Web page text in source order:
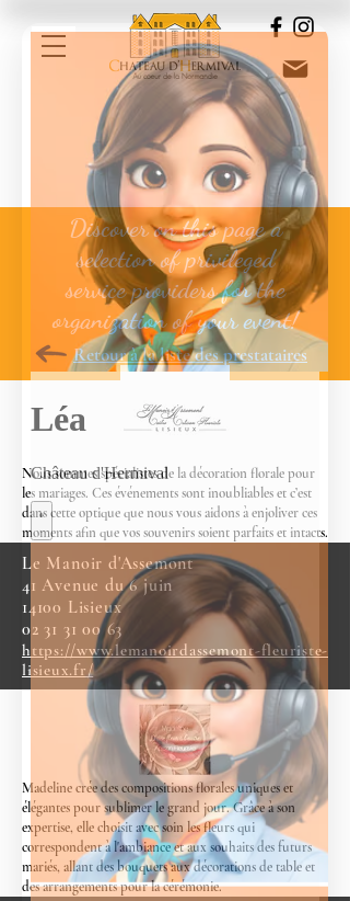
Discover on this page a selection
of privileged service providers for
the organization of your event!
Discover on this page a
selection of privileged
service providers for the
organization of your event!
Retour à la liste des prestataires
Nous sommes spécialistes de la décoration florale pour
les mariages. Ces événements sont inoubliables et c’est
dans cette optique que nous vous aidons à enjoliver ces
moments afin que vos souvenirs soient parfaits et intacts.
Le Manoir d'Assemont
41 Avenue du 6 juin
14100 Lisieux
02 31 31 00 63
https://www.lemanoirdassemont-fleuriste-
lisieux.fr/
Madeline crée des compositions florales uniques et
élégantes pour sublimer le grand jour. Grâce à son
expertise, elle choisit avec soin les fleurs qui
correspondent à l'ambiance et aux souhaits des futurs
mariés, allant des bouquets aux décorations de table et
des arrangements pour la cérémonie.